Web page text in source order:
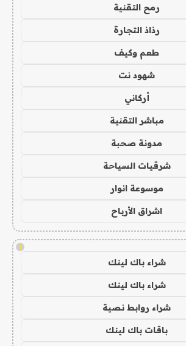
رمح التقنية
رذاذ التجارة
طعم وكيف
شهود نت
أركاني
مباشر التقنية
مدونة صحبة
شرقيات السياحة
موسوعة انوار
اشراق الأرباح
!
شراء باك لينك
شراء باك لينك
شراء روابط نصية
باقات باك لينك